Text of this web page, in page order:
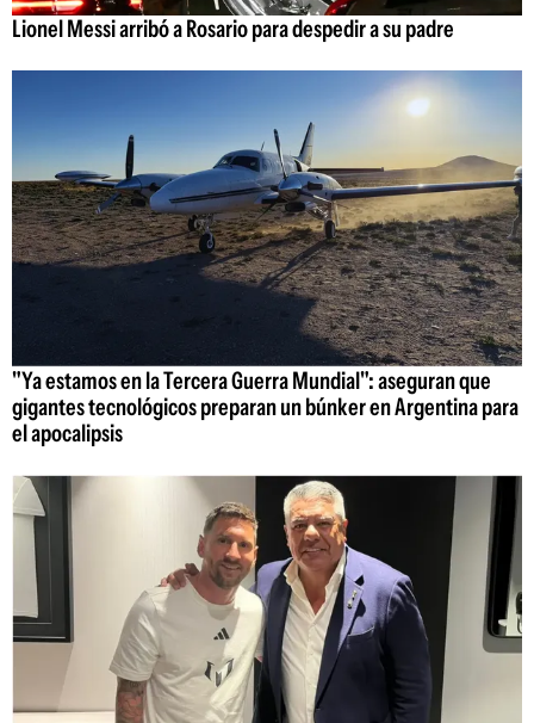
Lionel Messi arribó a Rosario para despedir a su padre
"Ya estamos en la Tercera Guerra Mundial": aseguran que
gigantes tecnológicos preparan un búnker en Argentina para
el apocalipsis